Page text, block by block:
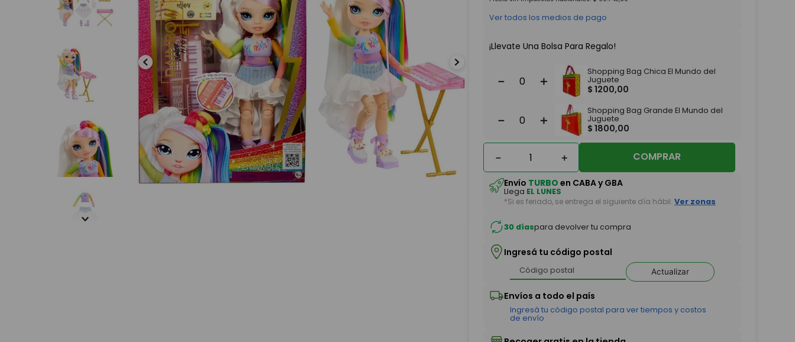
Ver todos los medios de pago
¡Llevate Una Bolsa Para Regalo!
＋
－
Shopping Bag Chica El Mundo del
Juguete
$ 1200,00
＋
－
Shopping Bag Grande El Mundo del
Juguete
$ 1800,00
＋
－ COMPRAR
Envío TURBO en CABA y GBA
Llega EL LUNES
*Si es feriado, se entrega el siguiente día hábil. Ver zonas
30 díaspara devolver tu compra
Ingresá tu código postal
Actualizar